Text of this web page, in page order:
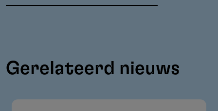
Gerelateerd nieuws